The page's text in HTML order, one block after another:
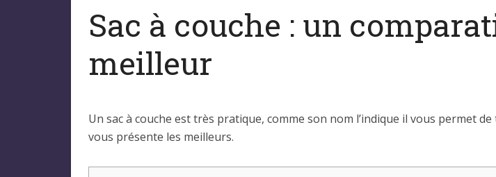
Sac à couche : un
meilleur
Un sac à couche est très pratique, comme son nom l’indique il vous permet
vous présente les meilleurs.